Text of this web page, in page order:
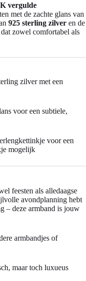
vergulde
met de zachte glans van
925 sterling zilver en de
zowel comfortabel als
zilver met een
voor een subtiele,
voor een
mogelijk
feesten als alledaagse
avondplanning hebt
– deze armband is jouw
armbandjes of
maar toch luxueus